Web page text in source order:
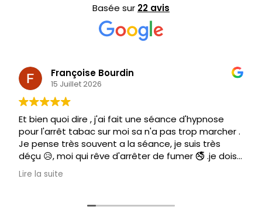
Basée sur 22 avis
Françoise Bourdin
15 Juillet 2026
Et bien quoi dire , j'ai fait une séance d'hypnose
pour l'arrêt tabac sur moi sa n'a pas trop marcher .
Je pense très souvent a la séance, je suis très
déçu 😥, moi qui rêve d'arrêter de fumer 🚭 .je dois
être un cas a part. Mais remettre 140€ c'est plus
possible .
me corriger toute seule.
Lire la suite